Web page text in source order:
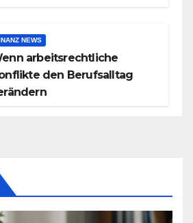
NEWS
arbeitsrechtliche
den Berufsalltag